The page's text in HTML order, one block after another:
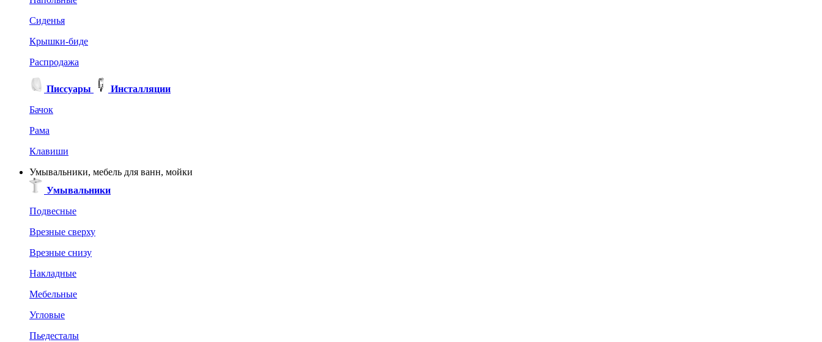
Сиденья
Крышки-биде
Распродажа
Писсуары
Инсталляции
Бачок
Рама
Клавиши
Умывальники, мебель для ванн, мойки
Умывальники
Подвесные
Врезные сверху
Врезные снизу
Накладные
Мебельные
Угловые
Пьедесталы